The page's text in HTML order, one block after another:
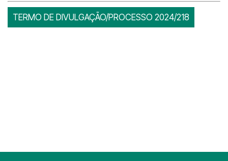
TERMO DE DIVULGAÇÃO/PROCESSO 2024/218